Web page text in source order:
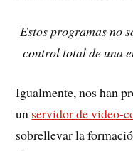
Estos programas no
control total de una
Igualmente, nos han
un servidor de video-
sobrellevar la